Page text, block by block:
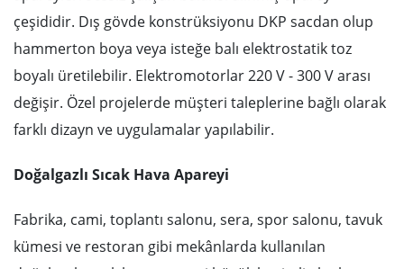
çeşididir. Dış gövde konstrüksiyonu DKP sacdan olup
hammerton boya veya isteğe balı elektrostatik toz
boyalı üretilebilir. Elektromotorlar 220 V - 300 V arası
değişir. Özel projelerde müşteri taleplerine bağlı olarak
farklı dizayn ve uygulamalar yapılabilir.
Doğalgazlı Sıcak Hava Apareyi
Fabrika, cami, toplantı salonu, sera, spor salonu, tavuk
kümesi ve restoran gibi mekânlarda kullanılan